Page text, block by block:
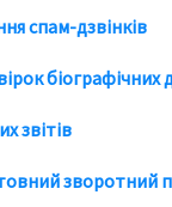
спам-дзвінків
біографічних
звітів
зворотний